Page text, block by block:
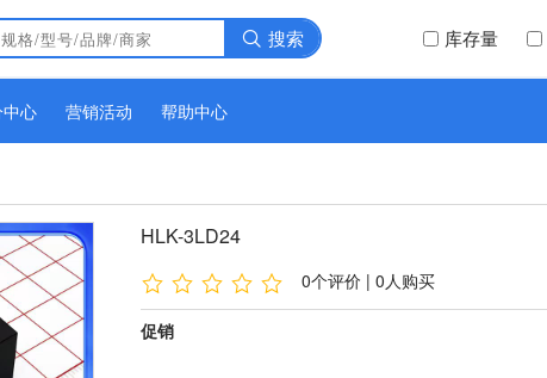
搜索 库存量
心 营销活动 帮助中心
HLK-3LD24
0个评价 | 0人购买
促销